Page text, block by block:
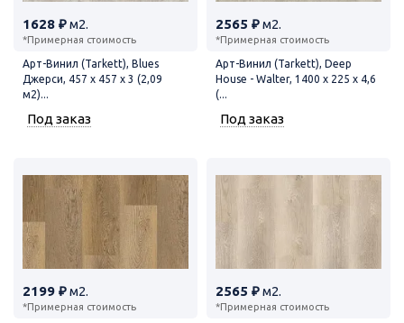
1628 ₽м2.
*Примерная стоимость
Арт-Винил (Tarkett), Blues
Джерси, 457 x 457 х 3 (2,09
м2)...
Под заказ
2565 ₽м2.
*Примерная стоимость
Арт-Винил (Tarkett), Deep
House - Walter, 1400 x 225 x 4,6
(...
Под заказ
2199 ₽м2.
*Примерная стоимость
2565 ₽м2.
*Примерная стоимость